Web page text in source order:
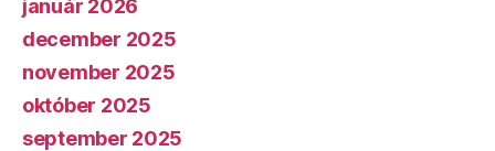
január 2026
december 2025
november 2025
október 2025
september 2025